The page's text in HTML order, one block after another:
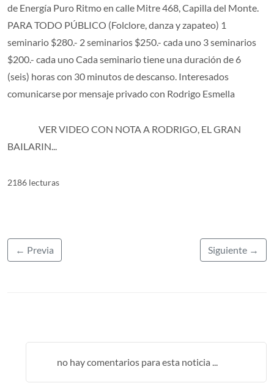
de Energía Puro Ritmo en calle Mitre 468, Capilla del Monte.
PARA TODO PÚBLICO (Folclore, danza y zapateo) 1
seminario $280.- 2 seminarios $250.- cada uno 3 seminarios
$200.- cada uno Cada seminario tiene una duración de 6
(seis) horas con 30 minutos de descanso. Interesados
comunicarse por mensaje privado con Rodrigo Esmella
VER VIDEO CON NOTA A RODRIGO, EL GRAN
BAILARIN...
2186 lecturas
← Previa Siguiente →
no hay comentarios para esta noticia ...